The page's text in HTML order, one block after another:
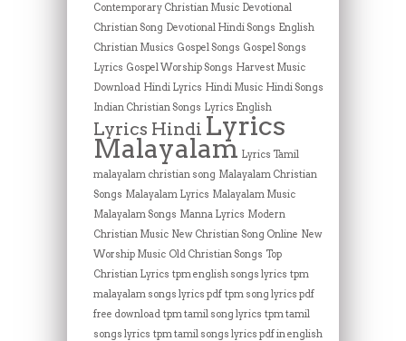
Contemporary Christian Music Devotional
Christian Song Devotional Hindi Songs English
Christian Musics Gospel Songs Gospel Songs
Lyrics Gospel Worship Songs Harvest Music
Download Hindi Lyrics Hindi Music Hindi Songs
Indian Christian Songs Lyrics English
Lyrics Hindi Lyrics
Malayalam Lyrics Tamil
malayalam christian song Malayalam Christian
Songs Malayalam Lyrics Malayalam Music
Malayalam Songs Manna Lyrics Modern
Christian Music New Christian Song Online New
Worship Music Old Christian Songs Top
Christian Lyrics tpm english songs lyrics tpm
malayalam songs lyrics pdf tpm song lyrics pdf
free download tpm tamil song lyrics tpm tamil
songs lyrics tpm tamil songs lyrics pdf in english